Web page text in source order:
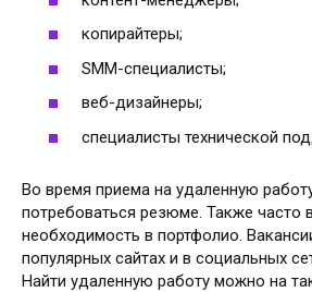
копирайтеры;
SMM-специалисты;
веб-дизайнеры;
специалисты технической
Во время приема на удаленную
потребоваться резюме. Также часто
необходимость в портфолио.
популярных сайтах и в социальных
Найти удаленную работу можно на